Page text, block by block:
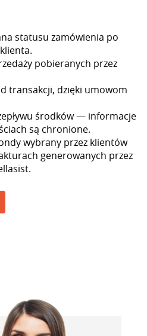
statusu zamówienia po
pobieranych przez
transakcji, dzięki umowom
środków — informacje
są chronione.
wybrany przez klientów
generowanych przez